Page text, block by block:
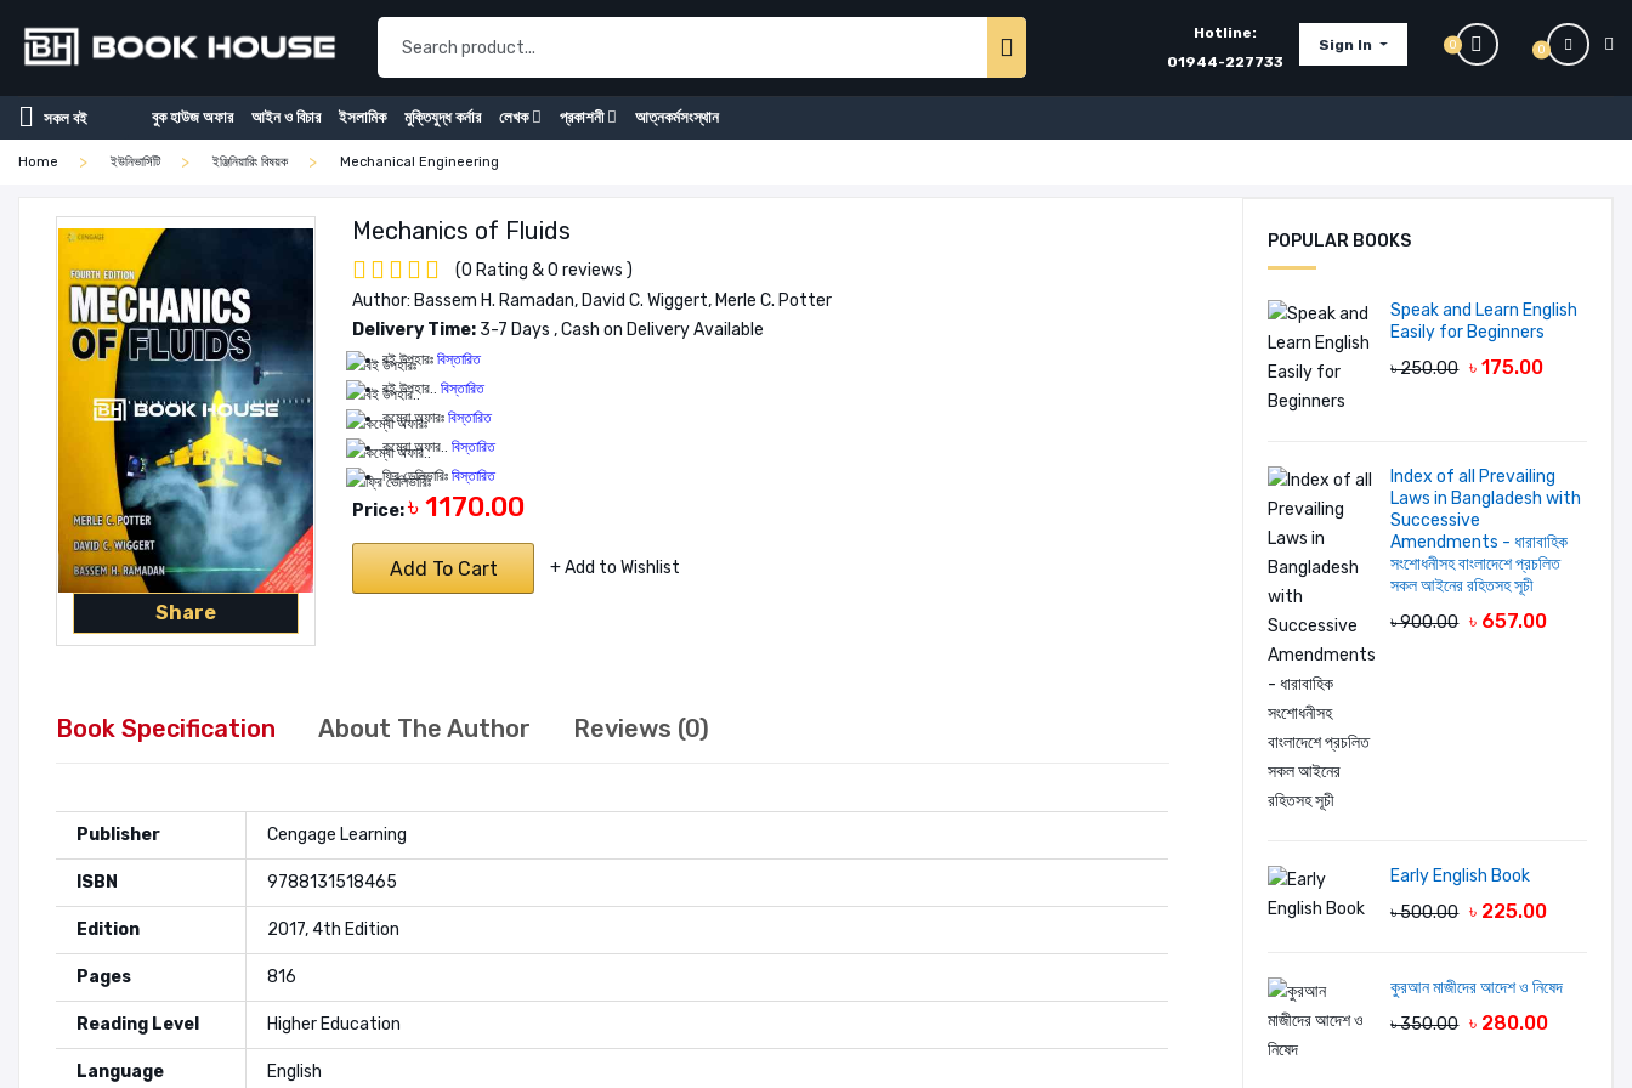
Hotline:
01944-227733
Sign In 0 0
সকল বই বুক হাউজ অফার আইন ও বিচার ইসলামিক মুক্তিযুদ্ধ কর্নার লেখক প্রকাশনী আত্নকর্মসংস্থান
Home ইউনিভার্সিটি ইঞ্জিনিয়ারিং বিষয়ক Mechanical Engineering
Share
Mechanics of Fluids
(0 Rating & 0 reviews )
Author: Bassem H. Ramadan, David C. Wiggert, Merle C. Potter
Delivery Time: 3-7 Days , Cash on Delivery Available
বই উপহারঃবিস্তারিত
বই উপহার..বিস্তারিত
কম্বো অফারঃবিস্তারিত
কম্বো অফার..বিস্তারিত
ফ্রি ডেলিভারিঃবিস্তারিত
Price:৳ 1170.00
Add To Cart + Add to Wishlist
Book Specification About The Author Reviews (0)
Publisher Cengage Learning
ISBN 9788131518465
Edition 2017, 4th Edition
Pages 816
Reading Level Higher Education
Language English
POPULAR BOOKS
Speak and Learn English
Easily for Beginners
৳ 250.00 ৳ 175.00
Index of all Prevailing
Laws in Bangladesh with
Successive
Amendments - ধারাবাহিক
সংশোধনীসহ বাংলাদেশে প্রচলিত
সকল আইনের রহিতসহ সূচী
৳ 900.00 ৳ 657.00
Early English Book
৳ 500.00 ৳ 225.00
কুরআন মাজীদের আদেশ ও নিষেদ
৳ 350.00 ৳ 280.00